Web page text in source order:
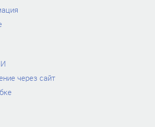
через сайт